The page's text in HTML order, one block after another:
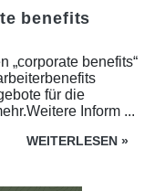
benefits
„corporate benefits“
für die
Inform ...
WEITERLESEN »